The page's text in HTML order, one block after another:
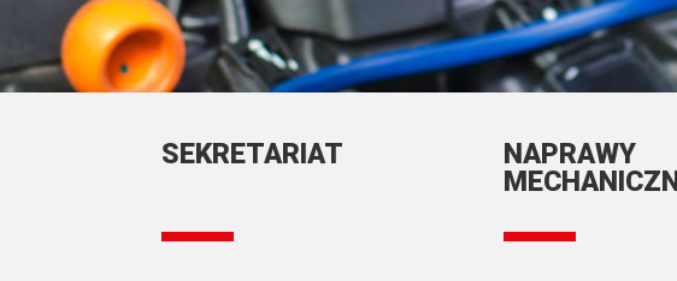
SEKRETARIAT
NAPRAWY